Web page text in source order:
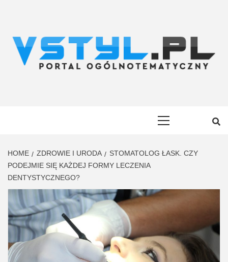
HOME ZDROWIE I URODA
STOMATOLOG ŁASK. CZY
PODEJMIE SIĘ KAŻDEJ FORMY LECZENIA
DENTYSTYCZNEGO?